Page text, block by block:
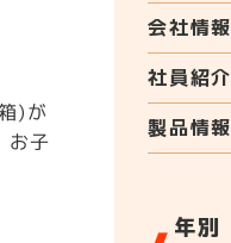
)が
お子
会社情報
社員紹介
製品情報
年別